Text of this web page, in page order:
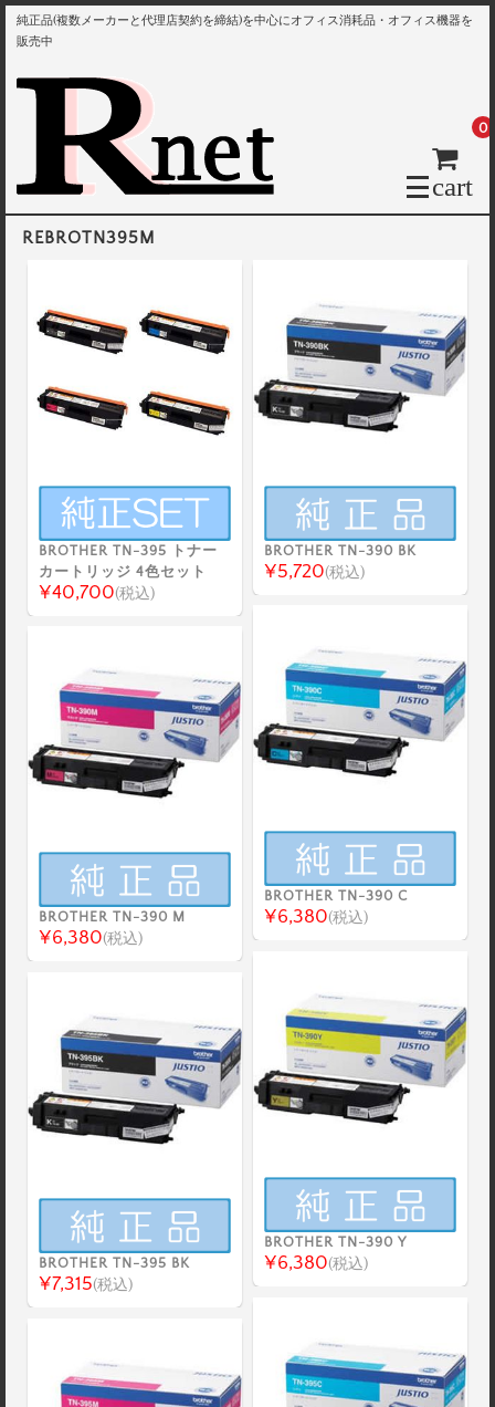
純正品(複数メーカーと代理店契約を締結)を中心にオフィス消耗品・オフィス機器を
販売中
cart
0
REBROTN395M
BROTHER TN-395 トナー
カートリッジ 4色セット
¥40,700(税込)
BROTHER TN-390 BK
¥5,720(税込)
BROTHER TN-390 C
¥6,380(税込)
BROTHER TN-390 M
¥6,380(税込)
BROTHER TN-390 Y
¥6,380(税込)
BROTHER TN-395 BK
¥7,315(税込)